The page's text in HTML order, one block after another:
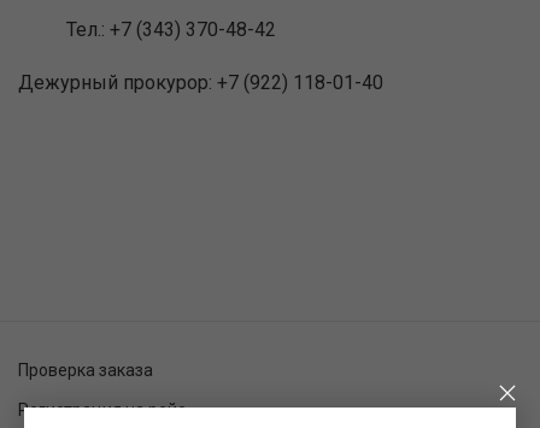
Тел.: +7 (343) 370-48-42
Дежурный прокурор: +7 (922) 118-01-40
Проверка заказа
Регистрация на рейс